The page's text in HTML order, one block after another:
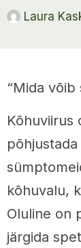
Laura
“Mida võib
Kõhuviirus
kõhuvalu,
Oluline on
järgida